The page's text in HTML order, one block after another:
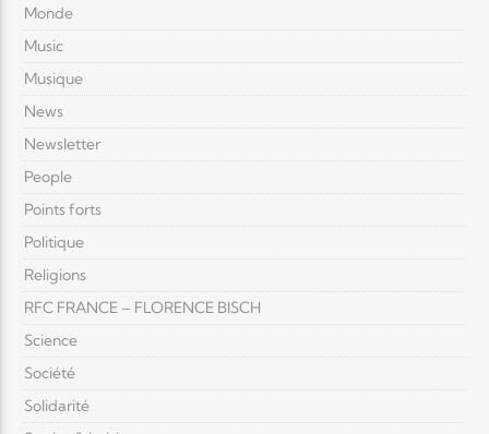
Monde
Music
Musique
News
Newsletter
People
Points forts
Politique
Religions
RFC FRANCE – FLORENCE BISCH
Science
Société
Solidarité